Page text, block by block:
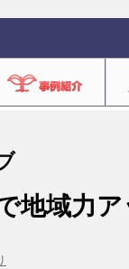
地域力